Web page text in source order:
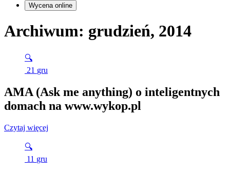
Wycena online
Archiwum: grudzień, 2014
🔍
21 gru
AMA (Ask me anything) o inteligentnych
domach na www.wykop.pl
Czytaj więcej
🔍
11 gru